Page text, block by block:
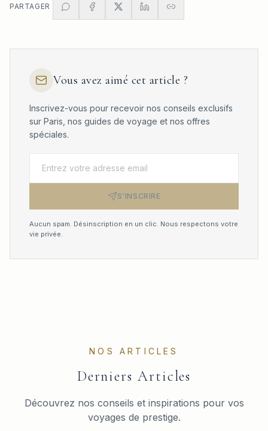
PARTAGER
Vous avez aimé cet article ?
Inscrivez-vous pour recevoir nos conseils exclusifs
sur Paris, nos guides de voyage et nos offres
spéciales.
S'INSCRIRE
Aucun spam. Désinscription en un clic. Nous respectons votre
vie privée.
NOS ARTICLES
Derniers Articles
Découvrez nos conseils et inspirations pour vos
voyages de prestige.